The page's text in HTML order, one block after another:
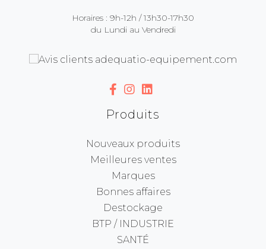
Horaires : 9h-12h / 13h30-17h30
du Lundi au Vendredi
Produits
Nouveaux produits
Meilleures ventes
Marques
Bonnes affaires
Destockage
BTP / INDUSTRIE
SANTÉ